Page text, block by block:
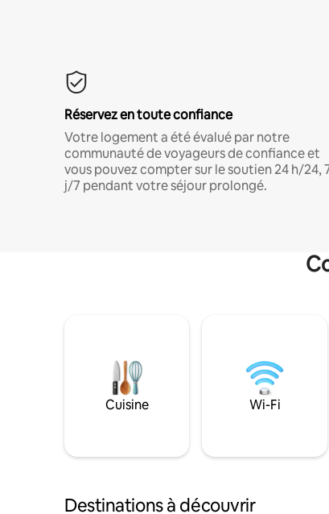
Réservez en toute confiance
Votre logement a été évalué par notre
communauté de voyageurs de confiance et
vous pouvez compter sur le soutien 24 h/24,
j/7 pendant votre séjour prolongé.
Cuisine Wi-Fi
Destinations à découvrir